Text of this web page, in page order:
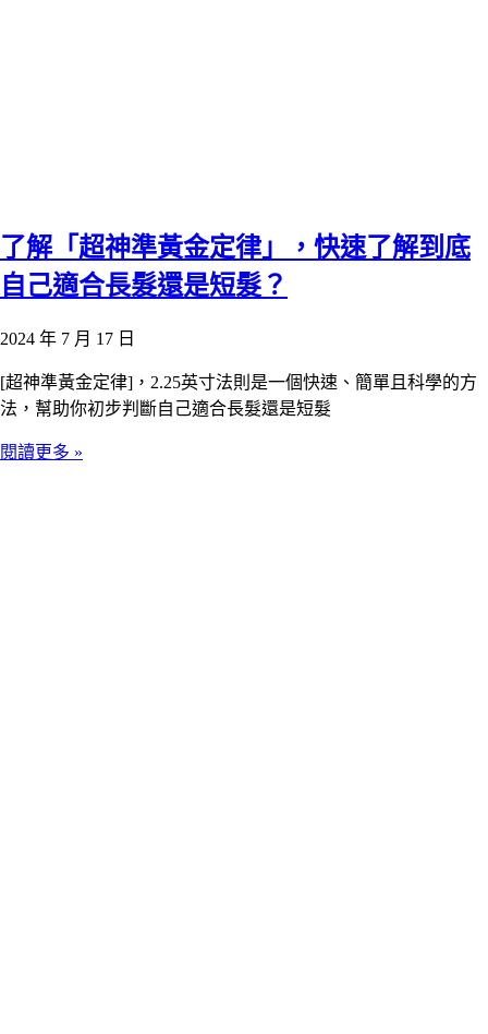
了解「超神準黃金定律」，快速了解到底
自己適合長髮還是短髮？
2024 年 7 月 17 日
[超神準黃金定律]，2.25英寸法則是一個快速、簡單且科學的方
法，幫助你初步判斷自己適合長髮還是短髮
閱讀更多 »